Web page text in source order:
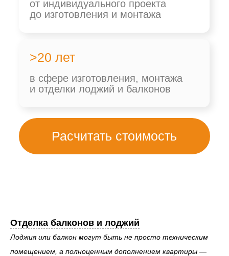
Отделка балконов и лоджий
Лоджия или балкон могут быть не просто техническим
помещением, а полноценным дополнением квартиры —